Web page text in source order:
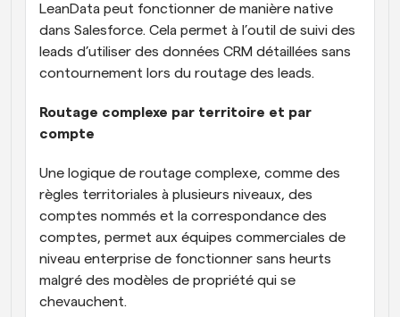
LeanData peut fonctionner de manière native
dans Salesforce. Cela permet à l’outil de suivi des
leads d’utiliser des données CRM détaillées sans
contournement lors du routage des leads.
Routage complexe par territoire et par
compte
Une logique de routage complexe, comme des
règles territoriales à plusieurs niveaux, des
comptes nommés et la correspondance des
comptes, permet aux équipes commerciales de
niveau enterprise de fonctionner sans heurts
malgré des modèles de propriété qui se
chevauchent.